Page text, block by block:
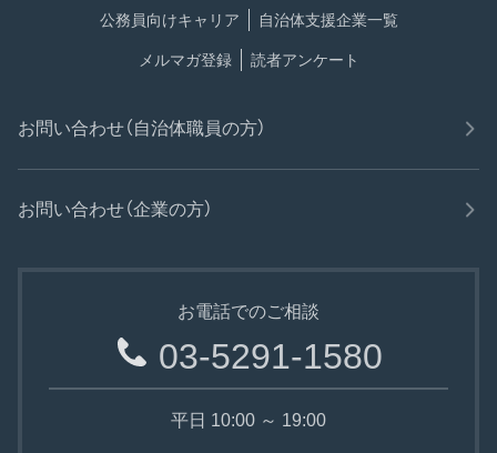
公務員向けキャリア 自治体支援企業一覧
メルマガ登録 読者アンケート
お問い合わせ（自治体職員の方）
お問い合わせ（企業の方）
お電話でのご相談
03-5291-1580
平日 10:00 ～ 19:00